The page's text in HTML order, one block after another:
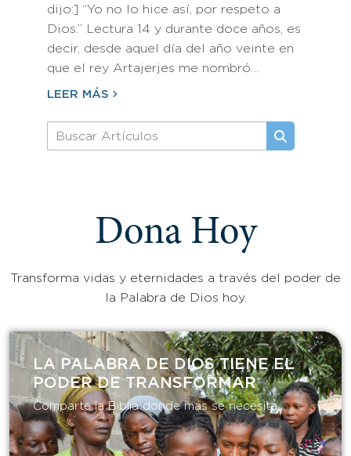
dijo:] “Yo no lo hice así, por respeto a
Dios.” Lectura 14 y durante doce años, es
decir, desde aquel día del año veinte en
que el rey Artajerjes me nombró…
LEER MÁS
Dona Hoy
Transforma vidas y eternidades a través del poder de
la Palabra de Dios hoy.
LA PALABRA DE DIOS TIENE EL
PODER DE TRANSFORMAR​
Comparte la Biblia donde más se necesita.